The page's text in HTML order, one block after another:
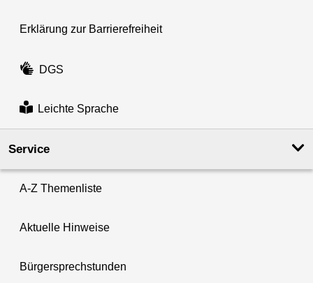
Erklärung zur Barrierefreiheit
DGS
Leichte Sprache
Service
A-Z Themenliste
Aktuelle Hinweise
Bürgersprechstunden